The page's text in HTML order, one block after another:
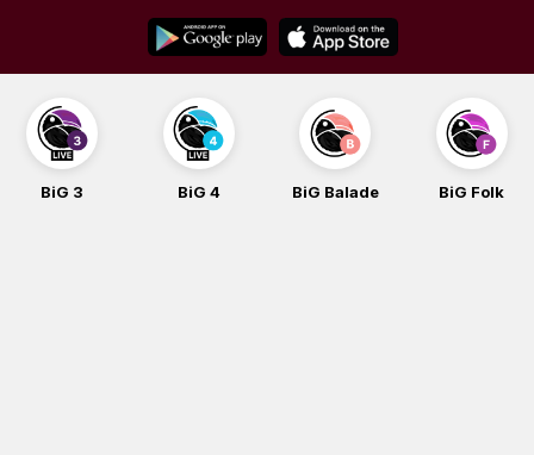
content
BiG 3 BiG 4 BiG Balade BiG Folk